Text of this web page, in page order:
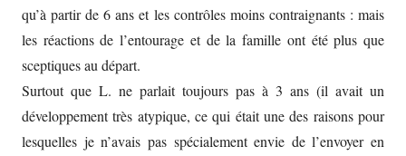
qu’à partir de 6 ans et les contrôles moins contraignants : mais
les réactions de l’entourage et de la famille ont été plus que
sceptiques au départ.
Surtout que L. ne parlait toujours pas à 3 ans (il avait un
développement très atypique, ce qui était une des raisons pour
lesquelles je n’avais pas spécialement envie de l’envoyer en